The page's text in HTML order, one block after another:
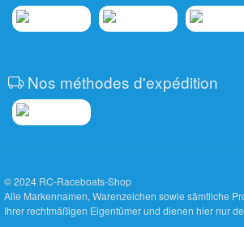
Nos méthodes d'expédition
© 2024 RC-Raceboats-Shop
Alle Markennamen, Warenzeichen sowie sämtliche
Ihrer rechtmäßigen Eigentümer und dienen hier nur